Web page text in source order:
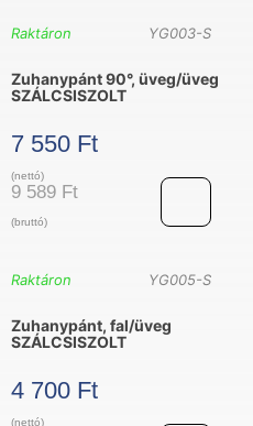
üveg
YG003-S
Raktáron
Zuhanypánt 90°, üveg/üveg
SZÁLCSISZOLT
7 550 Ft
(nettó)
9 589 Ft
(bruttó)
üveg/
YG005-S
Raktáron
Zuhanypánt, fal/üveg
SZÁLCSISZOLT
4 700 Ft
(nettó)